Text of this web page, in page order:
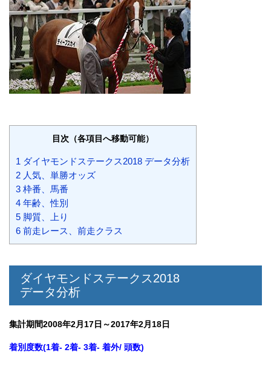
目次（各項目へ移動可能）
1 ダイヤモンドステークス2018 データ分析
2 人気、単勝オッズ
3 枠番、馬番
4 年齢、性別
5 脚質、上り
6 前走レース、前走クラス
ダイヤモンドステークス2018
データ分析
集計期間2008年2月17日～2017年2月18日
着別度数(1着- 2着- 3着- 着外/ 頭数)